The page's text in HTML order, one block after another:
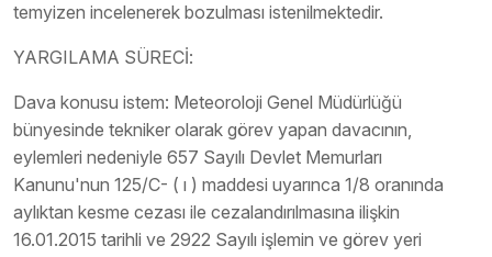
temyizen incelenerek bozulması istenilmektedir.
YARGILAMA SÜRECİ:
Dava konusu istem: Meteoroloji Genel Müdürlüğü
bünyesinde tekniker olarak görev yapan davacının,
eylemleri nedeniyle 657 Sayılı Devlet Memurları
Kanunu'nun 125/C- ( ı ) maddesi uyarınca 1/8 oranında
aylıktan kesme cezası ile cezalandırılmasına ilişkin
16.01.2015 tarihli ve 2922 Sayılı işlemin ve görev yeri